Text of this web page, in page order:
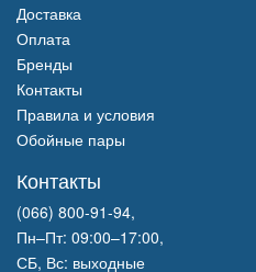
Доставка
Оплата
Бренды
Контакты
Правила и условия
Обойные пары
Контакты
(066) 800-91-94,
Пн–Пт: 09:00–17:00,
СБ, Вс: выходные